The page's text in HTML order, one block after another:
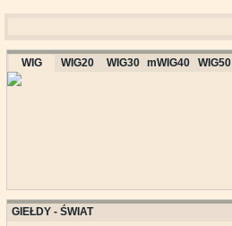
WIG WIG20 WIG30 mWIG40 WIG50
GIEŁDY - ŚWIAT